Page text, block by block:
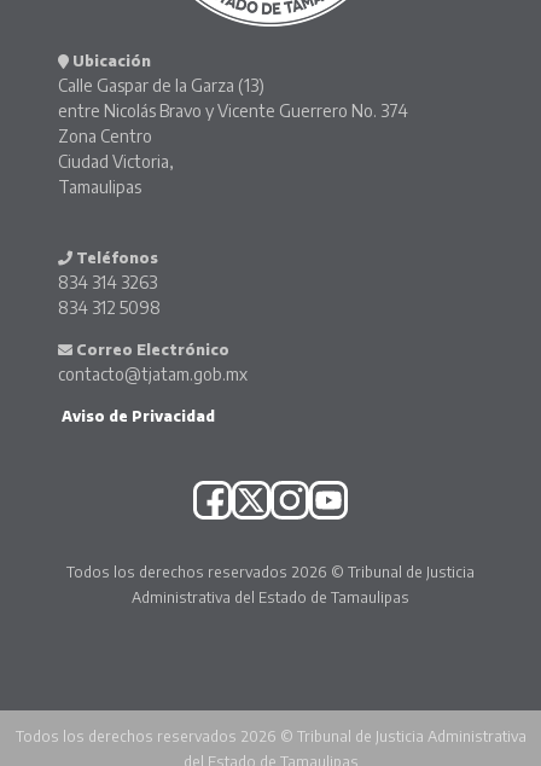
Ubicación
Calle Gaspar de la Garza (13)
entre Nicolás Bravo y Vicente Guerrero No. 374
Zona Centro
Ciudad Victoria,
Tamaulipas
Teléfonos
834 314 3263
834 312 5098
Correo Electrónico
contacto@tjatam.gob.mx
Aviso de Privacidad
Todos los derechos reservados 2026 © Tribunal de Justicia
Administrativa del Estado de Tamaulipas
Todos los derechos reservados 2026 © Tribunal de Justicia Administrativa
del Estado de Tamaulipas